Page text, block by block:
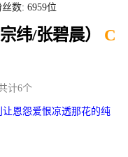
丝数: 6959位
纬/张碧晨） C
计6个
恩怨爱恨凉透那花的纯